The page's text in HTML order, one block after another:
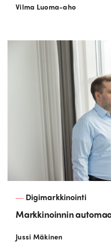
Vilma Luoma-aho
Digimarkkinointi
Markkinoinnin
Jussi Mäkinen